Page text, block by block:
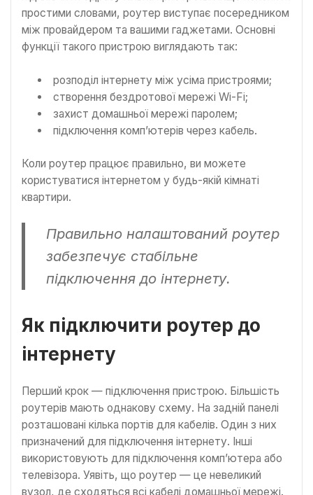
простими словами, роутер виступає посередником
між провайдером та вашими гаджетами. Основні
функції такого пристрою виглядають так:
розподіл інтернету між усіма пристроями;
створення бездротової мережі Wi-Fi;
захист домашньої мережі паролем;
підключення комп’ютерів через кабель.
Коли роутер працює правильно, ви можете
користуватися інтернетом у будь-якій кімнаті
квартири.
Правильно налаштований роутер
забезпечує стабільне
підключення до інтернету.
Як підключити роутер до
інтернету
Перший крок — підключення пристрою. Більшість
роутерів мають однакову схему. На задній панелі
розташовані кілька портів для кабелів. Один з них
призначений для підключення інтернету. Інші
використовують для підключення комп’ютера або
телевізора. Уявіть, що роутер — це невеликий
вузол, де сходяться всі кабелі домашньої мережі.